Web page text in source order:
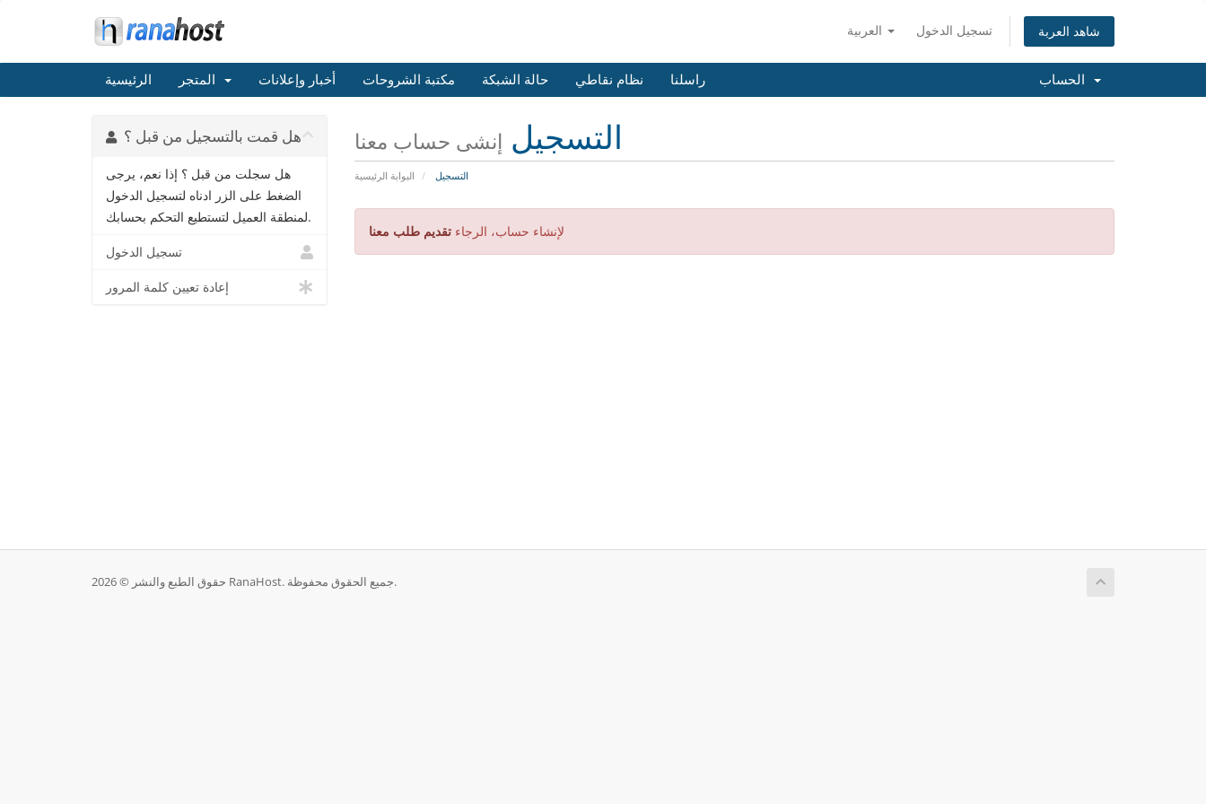
تسجيل الدخول شاهد العربة
الرئيسية أخبار وإعلانات مكتبة الشروحات حالة الشبكة نظام نقاطي راسلنا
التسجيل إنشى حساب معنا
البوابة الرئيسية التسجيل
هل قمت بالتسجيل من قبل ؟
هل سجلت من قبل ؟ إذا نعم، يرجى
الضغط على الزر ادناه لتسجيل الدخول
لمنطقة العميل لتستطيع التحكم بحسابك.
تسجيل الدخول
إعادة تعيين كلمة المرور
لإنشاء حساب، الرجاءتقديم طلب معنا
حقوق الطبع والنشر © 2026 RanaHost. جميع الحقوق محفوظة.